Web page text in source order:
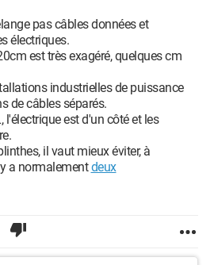
pas câbles données et
électriques.
est très exagéré, quelques cm
industrielles de puissance
de câbles séparés.
l'électrique est d'un côté et les
il vaut mieux éviter, à
a normalementdeux